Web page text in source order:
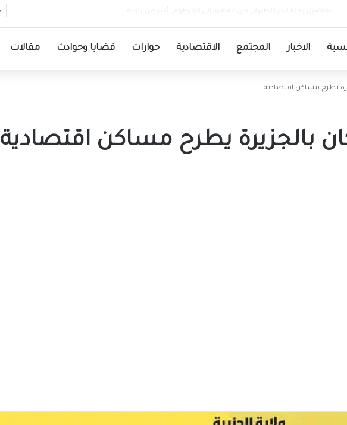
بنك أمدرمان الوطني يفتتح نافذة مصرفية جديدة بمستشفى الضمان مروي
الاخبار المجتمع الاقتصادية حوارات قضايا وحوادث مقالات
يطرح مساكن اقتصادية
بالجزيرة يطرح مساكن اقتصادية